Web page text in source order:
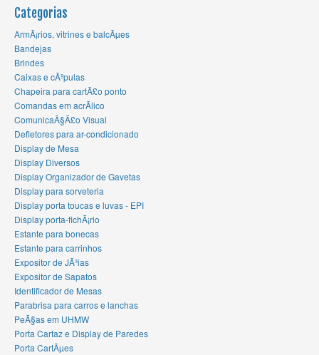
Categorias
ArmÃ¡rios, vitrines e balcÃµes
Bandejas
Brindes
Caixas e cÃºpulas
Chapeira para cartÃ£o ponto
Comandas em acrÃ­lico
ComunicaÃ§Ã£o Visual
Defletores para ar-condicionado
Display de Mesa
Display Diversos
Display Organizador de Gavetas
Display para sorveteria
Display porta toucas e luvas - EPI
Display porta-fichÃ¡rio
Estante para bonecas
Estante para carrinhos
Expositor de JÃ³ias
Expositor de Sapatos
Identificador de Mesas
Parabrisa para carros e lanchas
PeÃ§as em UHMW
Porta Cartaz e Display de Paredes
Porta CartÃµes